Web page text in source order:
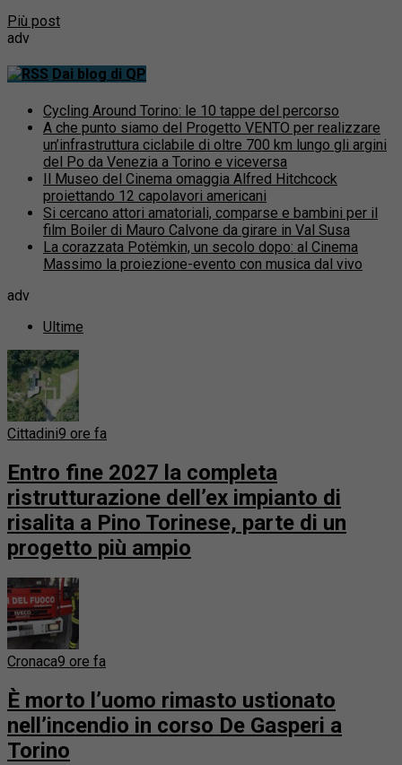
Più post
adv
Dai blog di QP
Cycling Around Torino: le 10 tappe del percorso
A che punto siamo del Progetto VENTO per realizzare
un’infrastruttura ciclabile di oltre 700 km lungo gli argini
del Po da Venezia a Torino e viceversa
Il Museo del Cinema omaggia Alfred Hitchcock
proiettando 12 capolavori americani
Si cercano attori amatoriali, comparse e bambini per il
film Boiler di Mauro Calvone da girare in Val Susa
La corazzata Potëmkin, un secolo dopo: al Cinema
Massimo la proiezione-evento con musica dal vivo
adv
Ultime
Cittadini9 ore fa
Entro fine 2027 la completa
ristrutturazione dell’ex impianto di
risalita a Pino Torinese, parte di un
progetto più ampio
Cronaca9 ore fa
È morto l’uomo rimasto ustionato
nell’incendio in corso De Gasperi a
Torino